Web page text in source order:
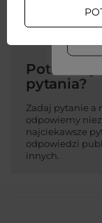
pytania?
Zadaj pytanie a
odpowiemy
najciekawsze
odpowiedzi
innych.